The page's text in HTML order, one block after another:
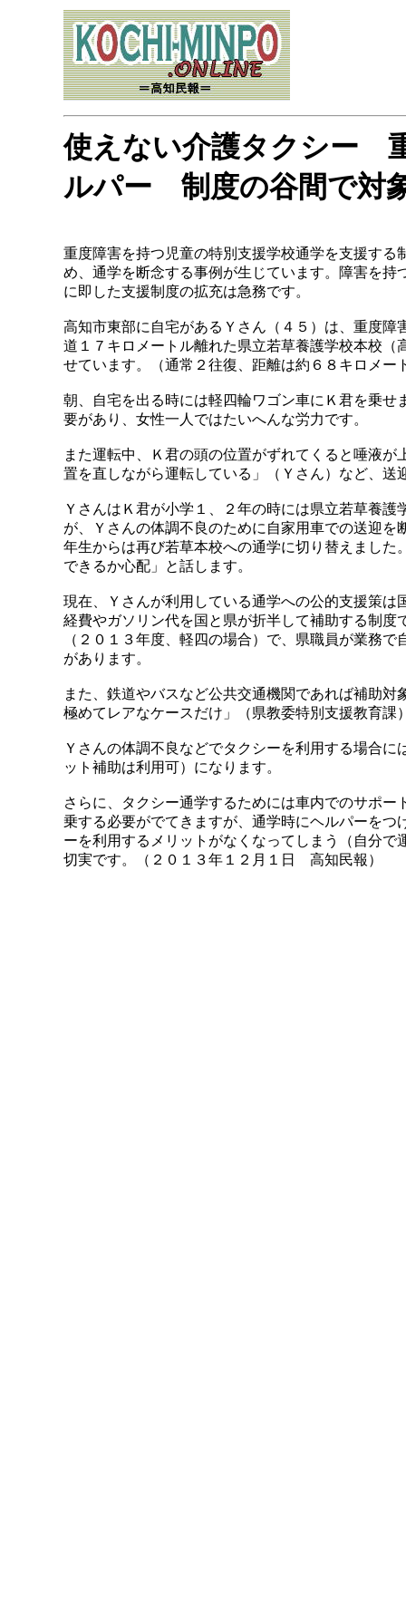
使えない介護タクシー
ルパー 制度の谷間で対
重度障害を持つ児童の特別支援学校通学を支援する
め、通学を断念する事例が生じています。障害を持
に即した支援制度の拡充は急務です。
高知市東部に自宅があるＹさん（４５）は、重度障
道１７キロメートル離れた県立若草養護学校本校（
せています。（通常２往復、距離は約６８キロメー
朝、自宅を出る時には軽四輪ワゴン車にＫ君を乗
要があり、女性一人ではたいへんな労力です。
また運転中、Ｋ君の頭の位置がずれてくると唾液
置を直しながら運転している」（Ｙさん）など、送
ＹさんはＫ君が小学１、２年の時には県立若草養
が、Ｙさんの体調不良のために自家用車での送迎
年生からは再び若草本校への通学に切り替えまし
できるか心配」と話します。
現在、Ｙさんが利用している通学への公的支援策
経費やガソリン代を国と県が折半して補助する制
（２０１３年度、軽四の場合）で、県職員が業務
があります。
また、鉄道やバスなど公共交通機関であれば補助
極めてレアなケースだけ」（県教委特別支援教育課
Ｙさんの体調不良などでタクシーを利用する場合
ット補助は利用可）になります。
さらに、タクシー通学するためには車内でのサポ
乗する必要がでてきますが、通学時にヘルパーを
ーを利用するメリットがなくなってしまう（自分
切実です。（２０１３年１２月１日 高知民報）